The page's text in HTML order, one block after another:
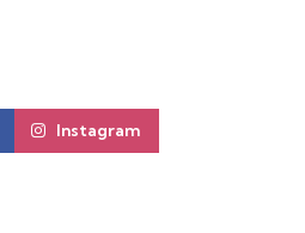
Instagram